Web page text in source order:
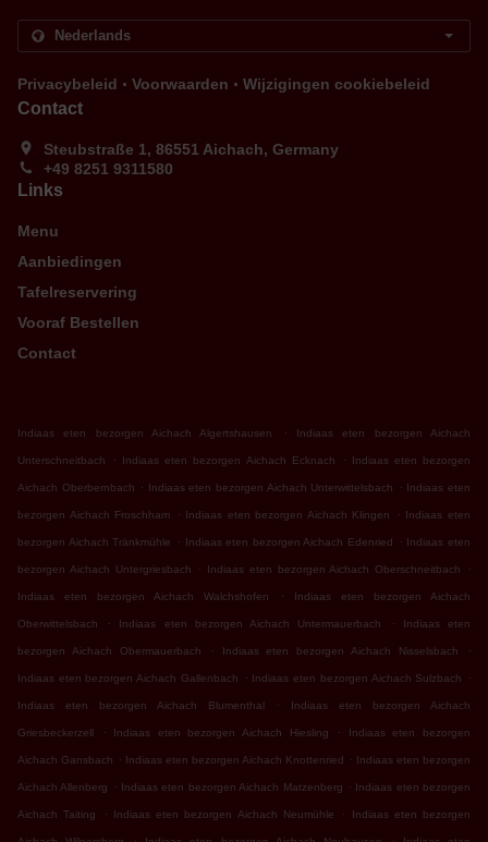
Privacybeleid . Voorwaarden . Wijzigingen cookiebeleid
Contact
Steubstraße 1, 86551 Aichach, Germany
+49 8251 9311580
Links
Menu
Aanbiedingen
Tafelreservering
Vooraf Bestellen
Contact
Indiaas eten bezorgen Aichach Algertshausen . Indiaas eten bezorgen Aichach
Unterschneitbach . Indiaas eten bezorgen Aichach Ecknach . Indiaas eten bezorgen
Aichach Oberbernbach . Indiaas eten bezorgen Aichach Unterwittelsbach . Indiaas eten
bezorgen Aichach Froschham . Indiaas eten bezorgen Aichach Klingen . Indiaas eten
bezorgen Aichach Tränkmühle . Indiaas eten bezorgen Aichach Edenried . Indiaas eten
bezorgen Aichach Untergriesbach . Indiaas eten bezorgen Aichach Oberschneitbach .
Indiaas eten bezorgen Aichach Walchshofen . Indiaas eten bezorgen Aichach
Oberwittelsbach . Indiaas eten bezorgen Aichach Untermauerbach . Indiaas eten
bezorgen Aichach Obermauerbach . Indiaas eten bezorgen Aichach Nisselsbach .
Indiaas eten bezorgen Aichach Gallenbach . Indiaas eten bezorgen Aichach Sulzbach .
Indiaas eten bezorgen Aichach Blumenthal . Indiaas eten bezorgen Aichach
Griesbeckerzell . Indiaas eten bezorgen Aichach Hiesling . Indiaas eten bezorgen
Aichach Gansbach . Indiaas eten bezorgen Aichach Knottenried . Indiaas eten bezorgen
Aichach Allenberg . Indiaas eten bezorgen Aichach Matzenberg . Indiaas eten bezorgen
Aichach Taiting . Indiaas eten bezorgen Aichach Neumühle . Indiaas eten bezorgen
. .